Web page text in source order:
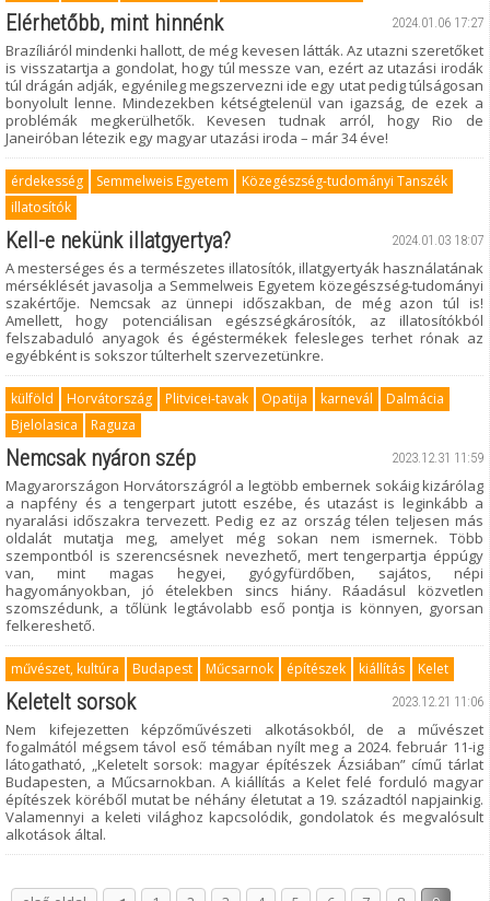
2024.01.06 17:27
Elérhetőbb, mint hinnénk
Brazíliáról mindenki hallott, de még kevesen látták. Az utazni szeretőket
is visszatartja a gondolat, hogy túl messze van, ezért az utazási irodák
túl drágán adják, egyénileg megszervezni ide egy utat pedig túlságosan
bonyolult lenne. Mindezekben kétségtelenül van igazság, de ezek a
problémák megkerülhetők. Kevesen tudnak arról, hogy Rio de
Janeiróban létezik egy magyar utazási iroda – már 34 éve!
érdekesség Semmelweis Egyetem
Közegészség-tudományi Tanszék
illatosítók
2024.01.03 18:07
Kell-e nekünk illatgyertya?
A mesterséges és a természetes illatosítók, illatgyertyák használatának
mérséklését javasolja a Semmelweis Egyetem közegészség-tudományi
szakértője. Nemcsak az ünnepi időszakban, de még azon túl is!
Amellett, hogy potenciálisan egészségkárosítók, az illatosítókból
felszabaduló anyagok és égéstermékek felesleges terhet rónak az
egyébként is sokszor túlterhelt szervezetünkre.
külföld Horvátország Plitvicei-tavak Opatija karnevál
Dalmácia
Bjelolasica
Raguza
2023.12.31 11:59
Nemcsak nyáron szép
Magyarországon Horvátországról a legtöbb embernek sokáig kizárólag
a napfény és a tengerpart jutott eszébe, és utazást is leginkább a
nyaralási időszakra tervezett. Pedig ez az ország télen teljesen más
oldalát mutatja meg, amelyet még sokan nem ismernek. Több
szempontból is szerencsésnek nevezhető, mert tengerpartja éppúgy
van, mint magas hegyei, gyógyfürdőben, sajátos, népi
hagyományokban, jó ételekben sincs hiány. Ráadásul közvetlen
szomszédunk, a tőlünk legtávolabb eső pontja is könnyen, gyorsan
felkereshető.
művészet, kultúra Budapest Műcsarnok építészek kiállítás Kelet
2023.12.21 11:06
Keletelt sorsok
Nem kifejezetten képzőművészeti alkotásokból, de a művészet
fogalmától mégsem távol eső témában nyílt meg a 2024. február 11-ig
látogatható, „Keletelt sorsok: magyar építészek Ázsiában” című tárlat
Budapesten, a Műcsarnokban. A kiállítás a Kelet felé forduló magyar
építészek köréből mutat be néhány életutat a 19. századtól napjainkig.
Valamennyi a keleti világhoz kapcsolódik, gondolatok és megvalósult
alkotások által.